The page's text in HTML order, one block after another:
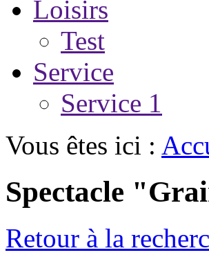
Loisirs
Test
Service
Service 1
Vous êtes ici :
Spectacle
Retour à la